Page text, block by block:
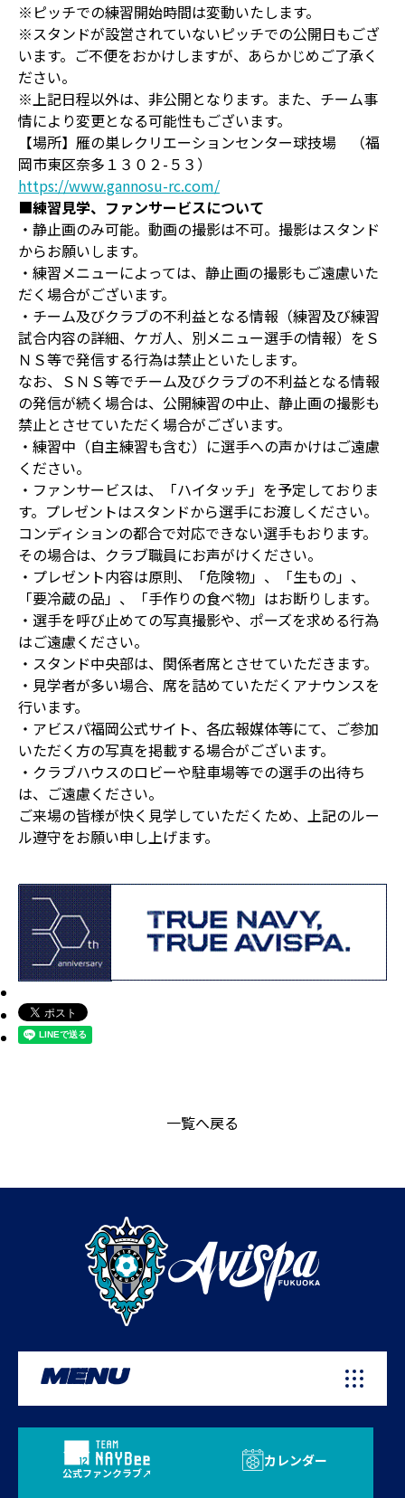
※ピッチでの練習開始時間は変動いたします。
※スタンドが設営されていないピッチでの公開日もござ
います。ご不便をおかけしますが、あらかじめご了承く
ださい。
※上記日程以外は、非公開となります。また、チーム事
情により変更となる可能性もございます。
【場所】雁の巣レクリエーションセンター球技場 （福
岡市東区奈多１３０２-５３）
https://www.gannosu-rc.com/
■練習見学、ファンサービスについて
・静止画のみ可能。動画の撮影は不可。撮影はスタンド
からお願いします。
・練習メニューによっては、静止画の撮影もご遠慮いた
だく場合がございます。
・チーム及びクラブの不利益となる情報（練習及び練習
試合内容の詳細、ケガ人、別メニュー選手の情報）をＳ
ＮＳ等で発信する行為は禁止といたします。
なお、ＳＮＳ等でチーム及びクラブの不利益となる情報
の発信が続く場合は、公開練習の中止、静止画の撮影も
禁止とさせていただく場合がございます。
・練習中（自主練習も含む）に選手への声かけはご遠慮
ください。
・ファンサービスは、「ハイタッチ」を予定しておりま
す。プレゼントはスタンドから選手にお渡しください。
コンディションの都合で対応できない選手もおります。
その場合は、クラブ職員にお声がけください。
・プレゼント内容は原則、「危険物」、「生もの」、
「要冷蔵の品」、「手作りの食べ物」はお断りします。
・選手を呼び止めての写真撮影や、ポーズを求める行為
はご遠慮ください。
・スタンド中央部は、関係者席とさせていただきます。
・見学者が多い場合、席を詰めていただくアナウンスを
行います。
・アビスパ福岡公式サイト、各広報媒体等にて、ご参加
いただく方の写真を掲載する場合がございます。
・クラブハウスのロビーや駐車場等での選手の出待ち
は、ご遠慮ください。
ご来場の皆様が快く見学していただくため、上記のルー
ル遵守をお願い申し上げます。
一覧へ戻る
MENU
公式ファンクラブ
カレンダー